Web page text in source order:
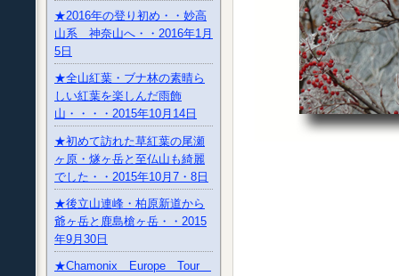
★2016年の登り初め・・妙高
山系 神奈山へ・・2016年1月
5日
★全山紅葉・ブナ林の素晴ら
しい紅葉を楽しんだ雨飾
山・・・・2015年10月14日
★初めて訪れた草紅葉の尾瀬
ヶ原・燧ヶ岳と至仏山も綺麗
でした・・2015年10月7・8日
★後立山連峰・柏原新道から
爺ヶ岳と鹿島槍ヶ岳・・2015
年9月30日
★Chamonix Europe Tour